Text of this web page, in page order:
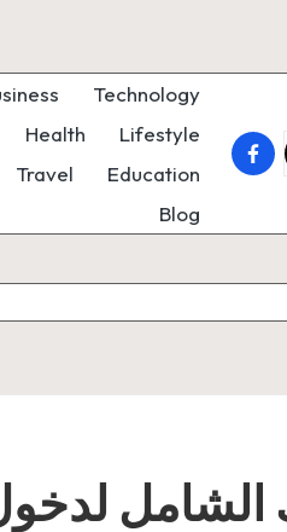
Technology
Health
Lifestyle
Travel
Education
Blog
الشامل لدخول